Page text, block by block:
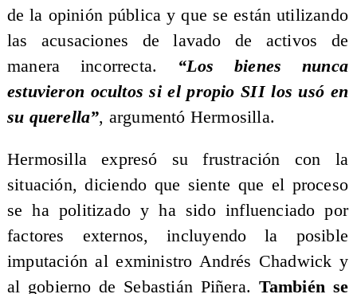
de la opinión pública y que se están utilizando
las acusaciones de lavado de activos de
manera incorrecta. “Los bienes nunca
estuvieron ocultos si el propio SII los usó en
su querella”, argumentó Hermosilla.
Hermosilla expresó su frustración con la
situación, diciendo que siente que el proceso
se ha politizado y ha sido influenciado por
factores externos, incluyendo la posible
imputación al exministro Andrés Chadwick y
al gobierno de Sebastián Piñera. También se